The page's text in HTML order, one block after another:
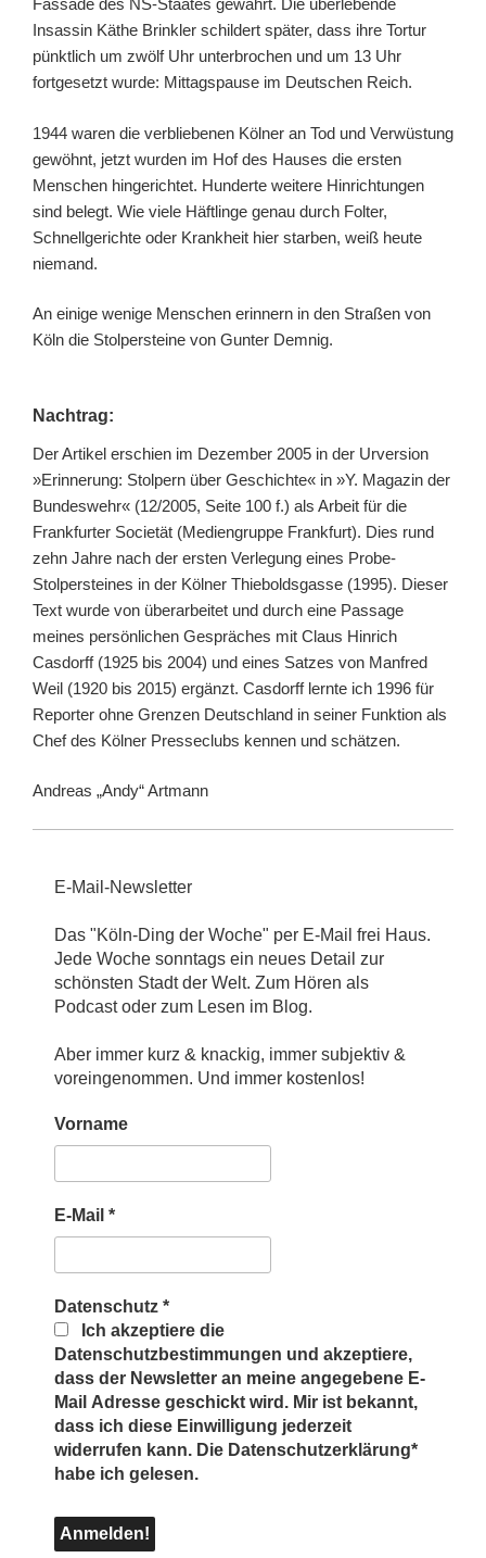
Fassade des NS-Staates gewahrt. Die überlebende
Insassin Käthe Brinkler schildert später, dass ihre Tortur
pünktlich um zwölf Uhr unterbrochen und um 13 Uhr
fortgesetzt wurde: Mittagspause im Deutschen Reich.
1944 waren die verbliebenen Kölner an Tod und Verwüstung
gewöhnt, jetzt wurden im Hof des Hauses die ersten
Menschen hingerichtet. Hunderte weitere Hinrichtungen
sind belegt. Wie viele Häftlinge genau durch Folter,
Schnellgerichte oder Krankheit hier starben, weiß heute
niemand.
An einige wenige Menschen erinnern in den Straßen von
Köln die Stolpersteine von Gunter Demnig.
Nachtrag:
Der Artikel erschien im Dezember 2005 in der Urversion
»Erinnerung: Stolpern über Geschichte« in »Y. Magazin der
Bundeswehr« (12/2005, Seite 100 f.) als Arbeit für die
Frankfurter Societät (Mediengruppe Frankfurt). Dies rund
zehn Jahre nach der ersten Verlegung eines Probe-
Stolpersteines in der Kölner Thieboldsgasse (1995). Dieser
Text wurde von überarbeitet und durch eine Passage
meines persönlichen Gespräches mit Claus Hinrich
Casdorff (1925 bis 2004) und eines Satzes von Manfred
Weil (1920 bis 2015) ergänzt. Casdorff lernte ich 1996 für
Reporter ohne Grenzen Deutschland in seiner Funktion als
Chef des Kölner Presseclubs kennen und schätzen.
Andreas „Andy“ Artmann
E-Mail-Newsletter
Das "Köln-Ding der Woche" per E-Mail frei Haus.
Jede Woche sonntags ein neues Detail zur
schönsten Stadt der Welt. Zum Hören als
Podcast oder zum Lesen im Blog.
Aber immer kurz & knackig, immer subjektiv &
voreingenommen. Und immer kostenlos!
Vorname
E-Mail *
Datenschutz *
Ich akzeptiere die
Datenschutzbestimmungen und akzeptiere,
dass der Newsletter an meine angegebene E-
Mail Adresse geschickt wird. Mir ist bekannt,
dass ich diese Einwilligung jederzeit
widerrufen kann. Die Datenschutzerklärung*
habe ich gelesen.